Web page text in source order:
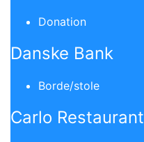
Donation
Danske Bank
Borde/stole
Carlo Restaurant